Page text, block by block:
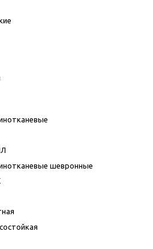
шевронные